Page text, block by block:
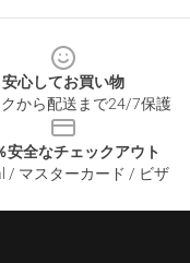
安心してお買い物
から配送まで24/7保護
安全なチェックアウト
/ マスターカード / ビザ